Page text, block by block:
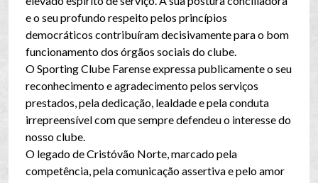
e o seu profundo respeito pelos princípios
democráticos contribuíram decisivamente para o bom
funcionamento dos órgãos sociais do clube.
O Sporting Clube Farense expressa publicamente o seu
reconhecimento e agradecimento pelos serviços
prestados, pela dedicação, lealdade e pela conduta
irrepreensível com que sempre defendeu o interesse do
nosso clube.
O legado de Cristóvão Norte, marcado pela
competência, pela comunicação assertiva e pelo amor